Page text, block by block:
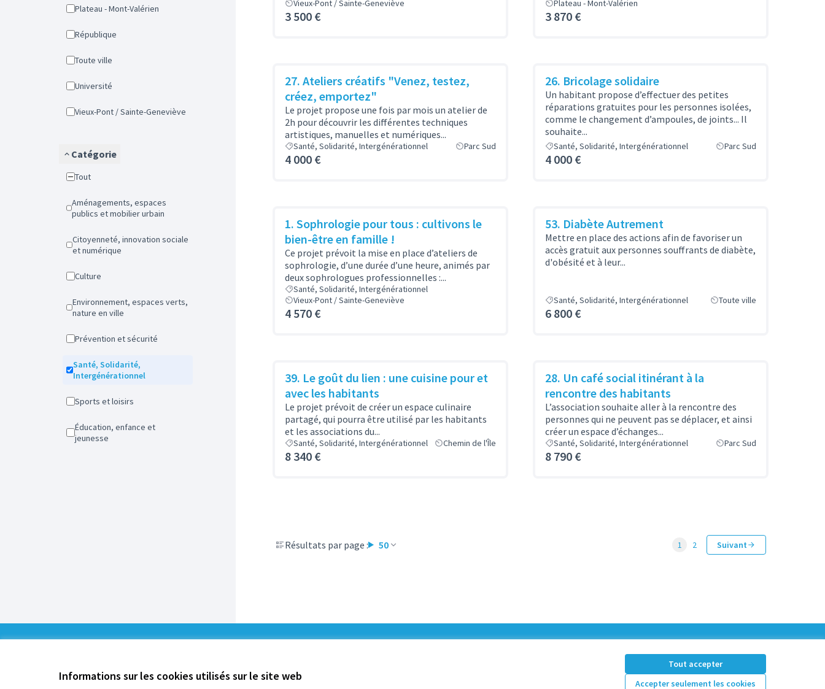
Informations sur les cookies utilisés sur le site web
Tout accepter
Accepter seulement les cookies
Plateau - Mont-Valérien
République
Toute ville
Université
Vieux-Pont / Sainte-Geneviève
Catégorie
Tout
Aménagements, espaces
publics et mobilier urbain
Citoyenneté, innovation sociale
et numérique
Culture
Environnement, espaces verts,
nature en ville
Prévention et sécurité
Santé, Solidarité,
Intergénérationnel
Sports et loisirs
Éducation, enfance et
jeunesse
Vieux-Pont / Sainte-Geneviève
3 500 €
Plateau - Mont-Valérien
3 870 €
27. Ateliers créatifs "Venez, testez,
créez, emportez"
Le projet propose une fois par mois un atelier de
2h pour découvrir les différentes techniques
artistiques, manuelles et numériques...
Santé, Solidarité, Intergénérationnel Parc Sud
4 000 €
26. Bricolage solidaire
Un habitant propose d’effectuer des petites
réparations gratuites pour les personnes isolées,
comme le changement d’ampoules, de joints... Il
souhaite...
Santé, Solidarité, Intergénérationnel Parc Sud
4 000 €
1. Sophrologie pour tous : cultivons le
bien-être en famille !
Ce projet prévoit la mise en place d’ateliers de
sophrologie, d’une durée d’une heure, animés par
deux sophrologues professionnelles :...
Santé, Solidarité, Intergénérationnel
Vieux-Pont / Sainte-Geneviève
4 570 €
53. Diabète Autrement
Mettre en place des actions afin de favoriser un
accès gratuit aux personnes souffrants de diabète,
d'obésité et à leur...
Santé, Solidarité, Intergénérationnel Toute ville
6 800 €
39. Le goût du lien : une cuisine pour et
avec les habitants
Le projet prévoit de créer un espace culinaire
partagé, qui pourra être utilisé par les habitants
et les associations du...
Santé, Solidarité, Intergénérationnel Chemin de l'Île
8 340 €
28. Un café social itinérant à la
rencontre des habitants
L’association souhaite aller à la rencontre des
personnes qui ne peuvent pas se déplacer, et ainsi
créer un espace d’échanges...
Santé, Solidarité, Intergénérationnel Parc Sud
8 790 €
Résultats par page : 50 1 2 Suivant